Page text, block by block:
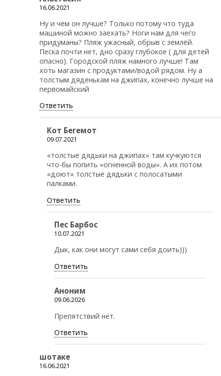
16.06.2021
Ну и чем он лучше? Только потому что туда
машиной можно заехать? Ноги нам для чего
придуманы? Пляж ужасный, обрыв с землёй.
Песка почти нет, дно сразу глубокое ( для детей
опасно). Городской пляж намного лучше! Там
хоть магазин с продуктами/водой рядом. Ну а
толстым дяденькам на джипах, конечно лучше на
первомайский
Ответить
Кот Бегемот
09.07.2021
«толстые дядьки на джипах» там кучкуются
что-бы попить «огненной воды». А их потом
«доют» толстые дядьки с полосатыми
палками.
Ответить
Пес Барбос
10.07.2021
Дык, как они могут сами себя доить)))
Ответить
Аноним
09.06.2026
Препятствий нет.
Ответить
шотаке
16.06.2021